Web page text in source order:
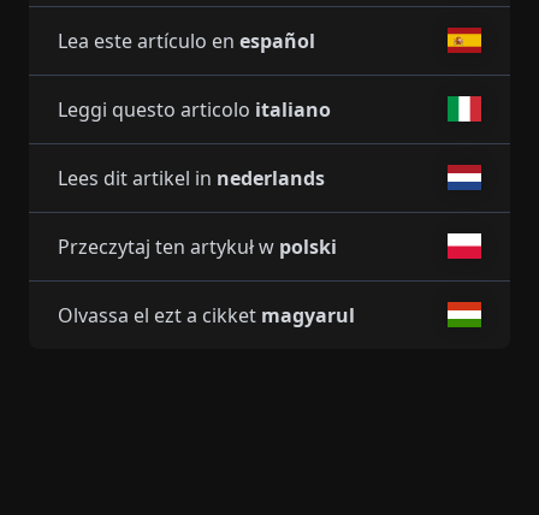
Lea este artículo en español
Leggi questo articolo italiano
Lees dit artikel in nederlands
Przeczytaj ten artykuł w polski
Olvassa el ezt a cikket magyarul